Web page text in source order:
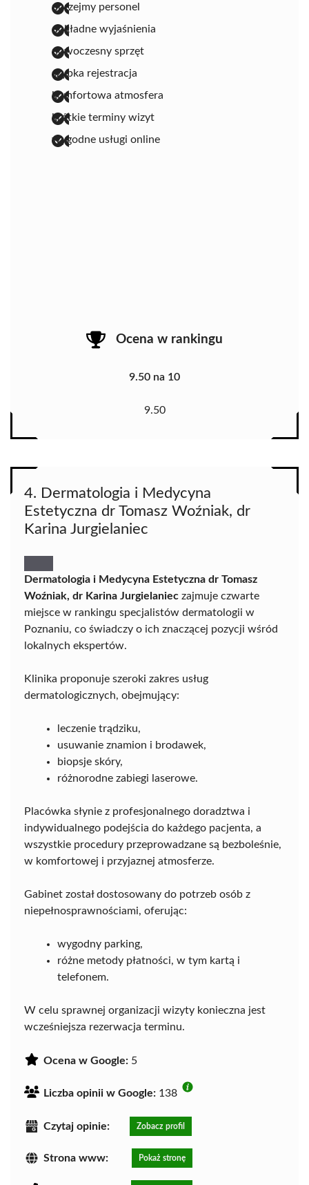
uprzejmy personel
dokładne wyjaśnienia
nowoczesny sprzęt
szybka rejestracja
komfortowa atmosfera
krótkie terminy wizyt
wygodne usługi online
Ocena w rankingu
9.50 na 10
9.50
4. Dermatologia i Medycyna
Estetyczna dr Tomasz Woźniak, dr
Karina Jurgielaniec
Dermatologia i Medycyna Estetyczna dr Tomasz
Woźniak, dr Karina Jurgielaniec zajmuje czwarte
miejsce w rankingu specjalistów dermatologii w
Poznaniu, co świadczy o ich znaczącej pozycji wśród
lokalnych ekspertów.
Klinika proponuje szeroki zakres usług
dermatologicznych, obejmujący:
leczenie trądziku,
usuwanie znamion i brodawek,
biopsje skóry,
różnorodne zabiegi laserowe.
Placówka słynie z profesjonalnego doradztwa i
indywidualnego podejścia do każdego pacjenta, a
wszystkie procedury przeprowadzane są bezboleśnie,
w komfortowej i przyjaznej atmosferze.
Gabinet został dostosowany do potrzeb osób z
niepełnosprawnościami, oferując:
wygodny parking,
różne metody płatności, w tym kartą i
telefonem.
W celu sprawnej organizacji wizyty konieczna jest
wcześniejsza rezerwacja terminu.
Ocena w Google: 5
Liczba opinii w Google: 138
Czytaj opinie: Zobacz profil
Strona www: Pokaż stronę